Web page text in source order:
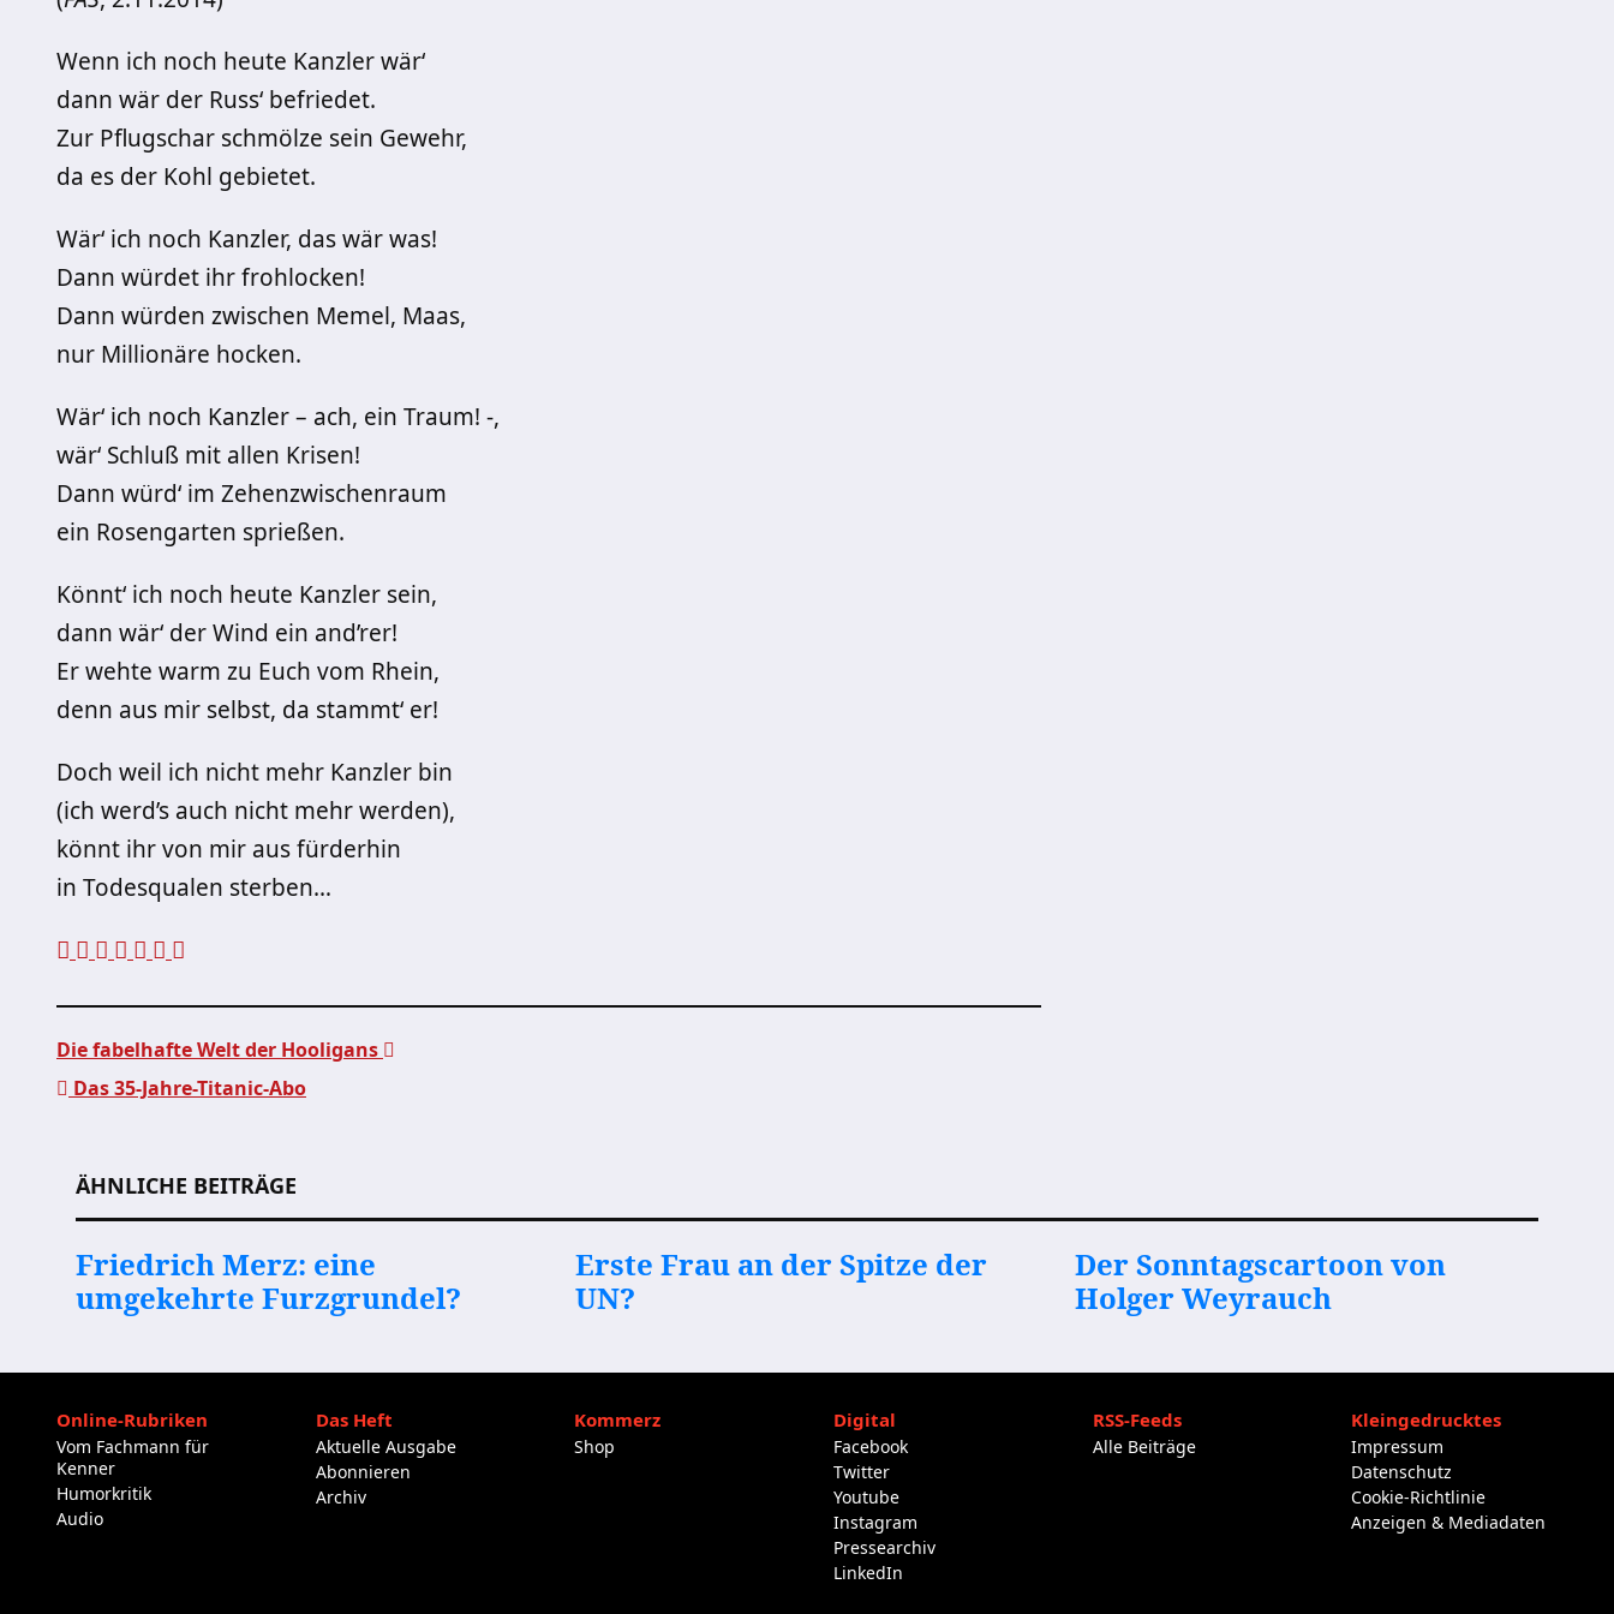
Wenn ich noch heute Kanzler wär‘
dann wär der Russ‘ befriedet.
Zur Pflugschar schmölze sein Gewehr,
da es der Kohl gebietet.
Wär‘ ich noch Kanzler, das wär was!
Dann würdet ihr frohlocken!
Dann würden zwischen Memel, Maas,
nur Millionäre hocken.
Wär‘ ich noch Kanzler – ach, ein Traum! -,
wär‘ Schluß mit allen Krisen!
Dann würd‘ im Zehenzwischenraum
ein Rosengarten sprießen.
Könnt‘ ich noch heute Kanzler sein,
dann wär‘ der Wind ein and’rer!
Er wehte warm zu Euch vom Rhein,
denn aus mir selbst, da stammt‘ er!
Doch weil ich nicht mehr Kanzler bin
(ich werd’s auch nicht mehr werden),
könnt ihr von mir aus fürderhin
in Todesqualen sterben…
Die fabelhafte Welt der Hooligans
Das 35-Jahre-Titanic-Abo
ÄHNLICHE BEITRÄGE
Friedrich Merz: eine
umgekehrte Furzgrundel?
Erste Frau an der Spitze der
UN?
Der Sonntagscartoon von
Holger Weyrauch
Online-Rubriken
Vom Fachmann für
Kenner
Humorkritik
Audio
Das Heft
Aktuelle Ausgabe
Abonnieren
Archiv
Kommerz
Shop
Digital
Facebook
Twitter
Youtube
Instagram
Pressearchiv
LinkedIn
RSS-Feeds
Alle Beiträge
Kleingedrucktes
Impressum
Datenschutz
Cookie-Richtlinie
Anzeigen & Mediadaten